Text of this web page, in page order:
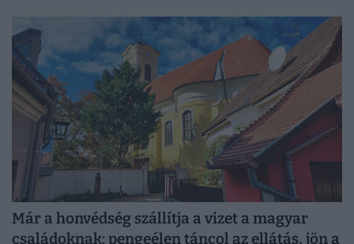
Már a honvédség szállítja a vizet a magyar
családoknak: pengeélen táncol az ellátás, jön a